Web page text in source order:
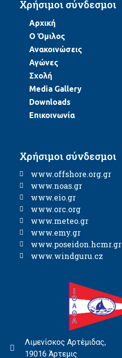
Χρήσιμοι σύνδεσμοι
Αρχική
Ο Όμιλος
Ανακοινώσεις
Αγώνες
Σχολή
Media Gallery
Downloads
Επικοινωνία
Χρήσιμοι σύνδεσμοι
www.offshore.org.gr
www.noas.gr
www.eio.gr
www.orc.org
www.meteo.gr
www.emy.gr
www.poseidon.hcmr.gr
www.windguru.cz
Λιμενίσκος Αρτέμιδας,
19016 Άρτεμις